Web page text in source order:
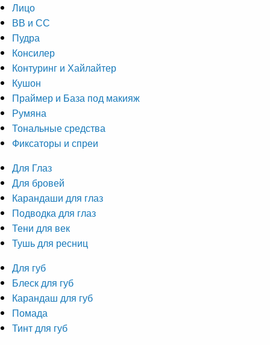
Лицо
ВВ и СС
Пудра
Консилер
Контуринг и Хайлайтер
Кушон
Праймер и База под макияж
Румяна
Тональные средства
Фиксаторы и спреи
Для Глаз
Для бровей
Карандаши для глаз
Подводка для глаз
Тени для век
Тушь для ресниц
Для губ
Блеск для губ
Карандаш для губ
Помада
Тинт для губ